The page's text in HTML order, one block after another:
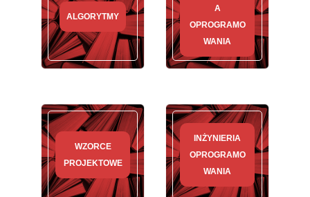
ALGORYTMY
A
OPROGRAMO
WANIA
WZORCE
PROJEKTOWE
INŻYNIERIA
OPROGRAMO
WANIA